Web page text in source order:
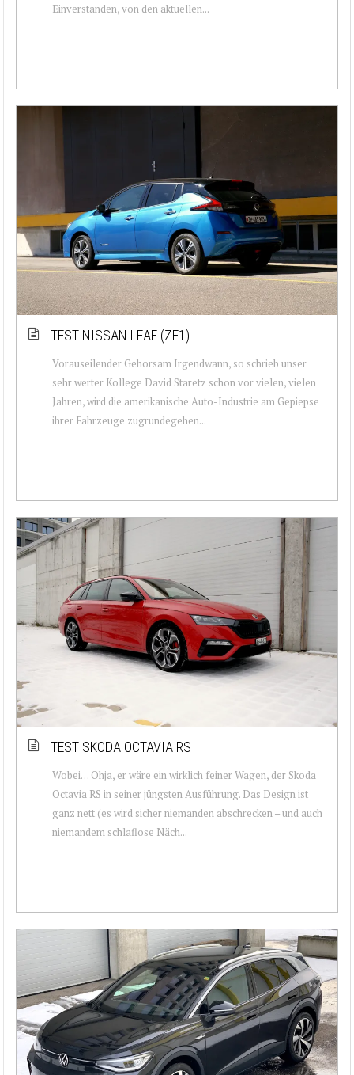
Einverstanden, von den aktuellen...
TEST NISSAN LEAF (ZE1)
Vorauseilender Gehorsam Irgendwann, so schrieb unser
sehr werter Kollege David Staretz schon vor vielen, vielen
Jahren, wird die amerikanische Auto-Industrie am Gepiepse
ihrer Fahrzeuge zugrundegehen...
TEST SKODA OCTAVIA RS
Wobei… Ohja, er wäre ein wirklich feiner Wagen, der Skoda
Octavia RS in seiner jüngsten Ausführung. Das Design ist
ganz nett (es wird sicher niemanden abschrecken – und auch
niemandem schlaflose Näch...